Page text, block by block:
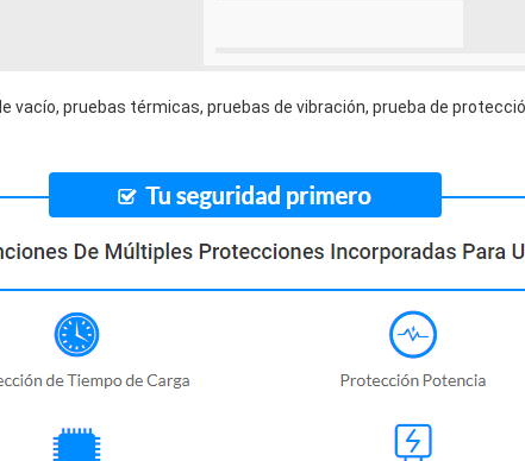
vacío, pruebas térmicas, pruebas de vibración, prueba de